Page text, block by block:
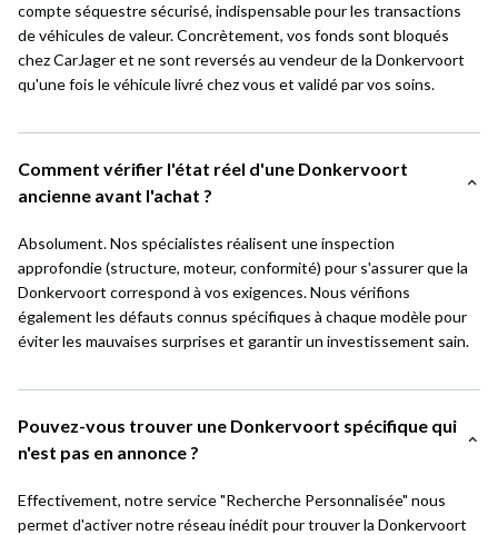
compte séquestre sécurisé, indispensable pour les transactions
de véhicules de valeur. Concrètement, vos fonds sont bloqués
chez CarJager et ne sont reversés au vendeur de la Donkervoort
qu'une fois le véhicule livré chez vous et validé par vos soins.
Comment vérifier l'état réel d'une Donkervoort
ancienne avant l'achat ?
Absolument. Nos spécialistes réalisent une inspection
approfondie (structure, moteur, conformité) pour s'assurer que la
Donkervoort correspond à vos exigences. Nous vérifions
également les défauts connus spécifiques à chaque modèle pour
éviter les mauvaises surprises et garantir un investissement sain.
Pouvez-vous trouver une Donkervoort spécifique qui
n'est pas en annonce ?
Effectivement, notre service "Recherche Personnalisée" nous
permet d'activer notre réseau inédit pour trouver la Donkervoort